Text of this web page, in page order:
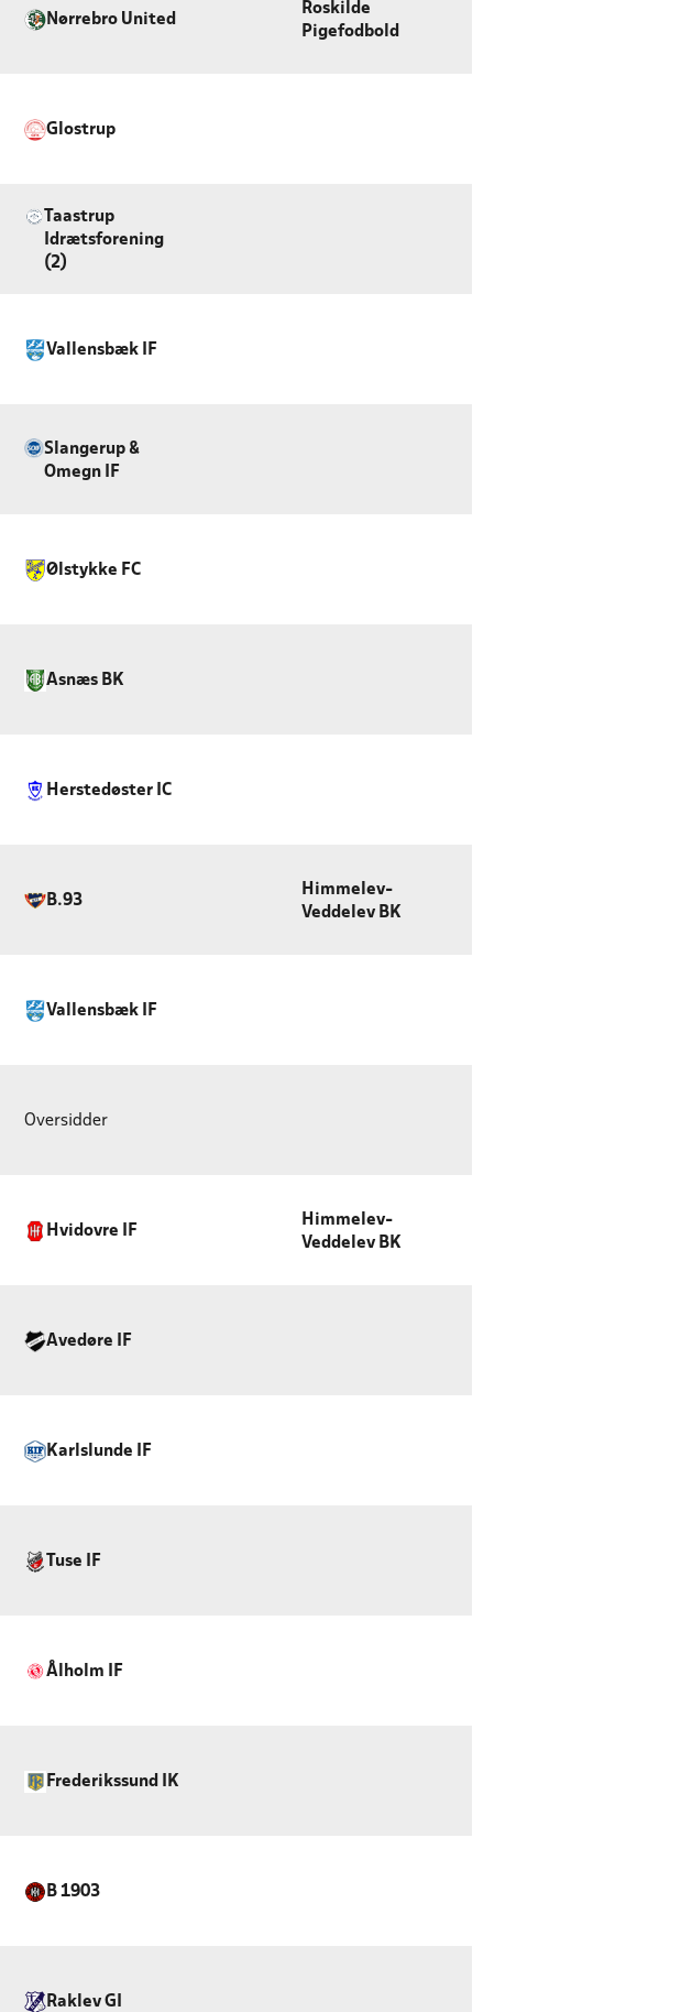
Nørrebro United
Roskilde
Pigefodbold
Glostrup
Taastrup
Idrætsforening
(2)
Vallensbæk IF
Slangerup &
Omegn IF
Ølstykke FC
Asnæs BK
Herstedøster IC
B.93
Himmelev-
Veddelev BK
Vallensbæk IF
Oversidder
Hvidovre IF
Himmelev-
Veddelev BK
Avedøre IF
Karlslunde IF
Tuse IF
Ålholm IF
Frederikssund IK
B 1903
Raklev GI